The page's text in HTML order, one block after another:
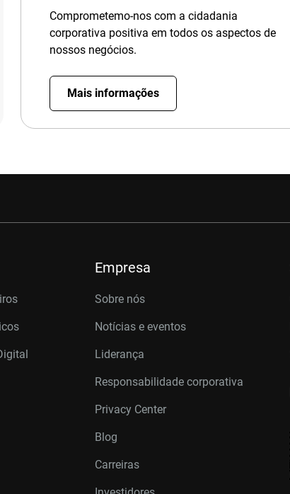
Comprometemo-nos com a cidadania
corporativa positiva em todos os aspectos de
nossos negócios.
Mais informações
Empresa
Sobre nós
Notícias e eventos
Liderança
Responsabilidade corporativa
Privacy Center
Blog
Carreiras